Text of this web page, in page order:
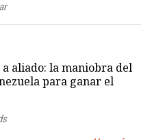
aliado: la maniobra del
para ganar el